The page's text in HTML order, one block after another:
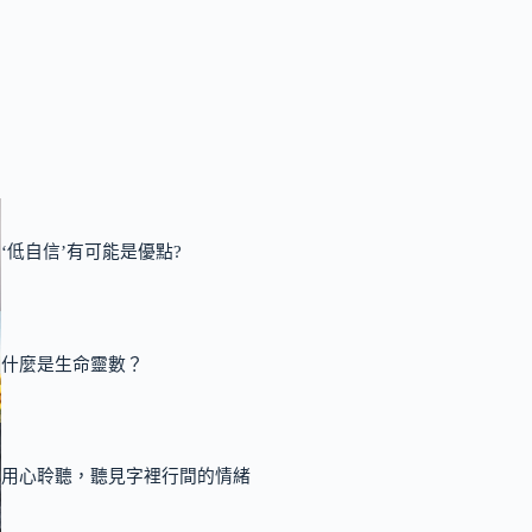
‘低自信’有可能是優點?
什麼是生命靈數？
用心聆聽，聽見字裡行間的情緒